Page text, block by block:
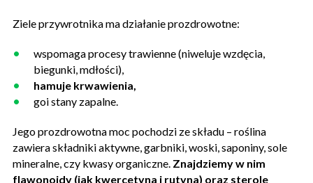
Ziele przywrotnika ma działanie prozdrowotne:
wspomaga procesy trawienne (niweluje wzdęcia,
biegunki, mdłości),
hamuje krwawienia,
goi stany zapalne.
Jego prozdrowotna moc pochodzi ze składu – roślina
zawiera składniki aktywne, garbniki, woski, saponiny, sole
mineralne, czy kwasy organiczne. Znajdziemy w nim
flawonoidy (jak kwercetyna i rutyna) oraz sterole